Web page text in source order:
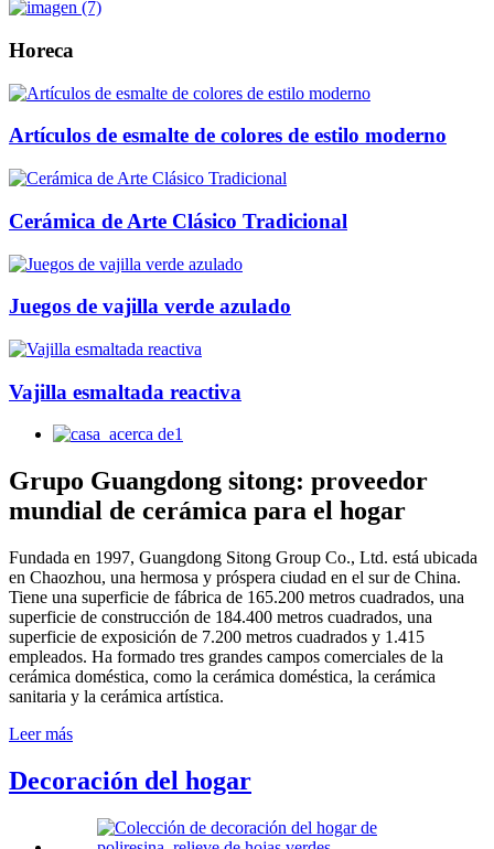
Horeca
Artículos de esmalte de colores de estilo moderno
Cerámica de Arte Clásico Tradicional
Juegos de vajilla verde azulado
Vajilla esmaltada reactiva
Grupo Guangdong sitong: proveedor
mundial de cerámica para el hogar
Fundada en 1997, Guangdong Sitong Group Co., Ltd. está ubicada
en Chaozhou, una hermosa y próspera ciudad en el sur de China.
Tiene una superficie de fábrica de 165.200 metros cuadrados, una
superficie de construcción de 184.400 metros cuadrados, una
superficie de exposición de 7.200 metros cuadrados y 1.415
empleados. Ha formado tres grandes campos comerciales de la
cerámica doméstica, como la cerámica doméstica, la cerámica
sanitaria y la cerámica artística.
Leer más
Decoración del hogar